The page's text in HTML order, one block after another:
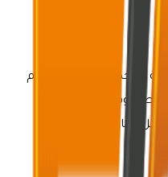
متخصصة في تصميم
وفعالة لمختلف
لها.